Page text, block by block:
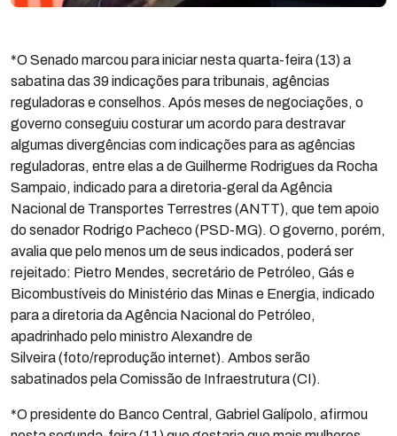
*O Senado marcou para iniciar nesta quarta-feira (13) a
sabatina das 39 indicações para tribunais, agências
reguladoras e conselhos. Após meses de negociações, o
governo conseguiu costurar um acordo para destravar
algumas divergências com indicações para as agências
reguladoras, entre elas a de Guilherme Rodrigues da Rocha
Sampaio, indicado para a diretoria-geral da Agência
Nacional de Transportes Terrestres (ANTT), que tem apoio
do senador Rodrigo Pacheco (PSD-MG). O governo, porém,
avalia que pelo menos um de seus indicados, poderá ser
rejeitado: Pietro Mendes, secretário de Petróleo, Gás e
Bicombustíveis do Ministério das Minas e Energia, indicado
para a diretoria da Agência Nacional do Petróleo,
apadrinhado pelo ministro Alexandre de
Silveira (foto/reprodução internet). Ambos serão
sabatinados pela Comissão de Infraestrutura (CI).
*O presidente do Banco Central, Gabriel Galípolo, afirmou